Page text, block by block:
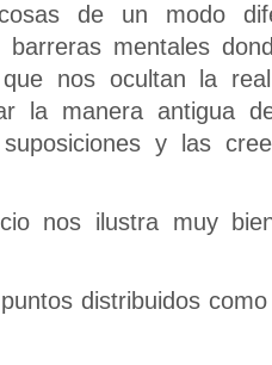
de un modo
barreras mentales
que nos ocultan la
la manera antigua
suposiciones y las
nos ilustra muy
distribuidos